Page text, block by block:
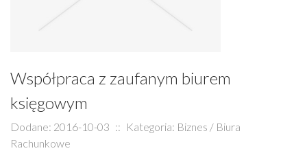
Współpraca z zaufanym biurem
księgowym
Dodane: 2016-10-03 :: Kategoria: Biznes / Biura
Rachunkowe